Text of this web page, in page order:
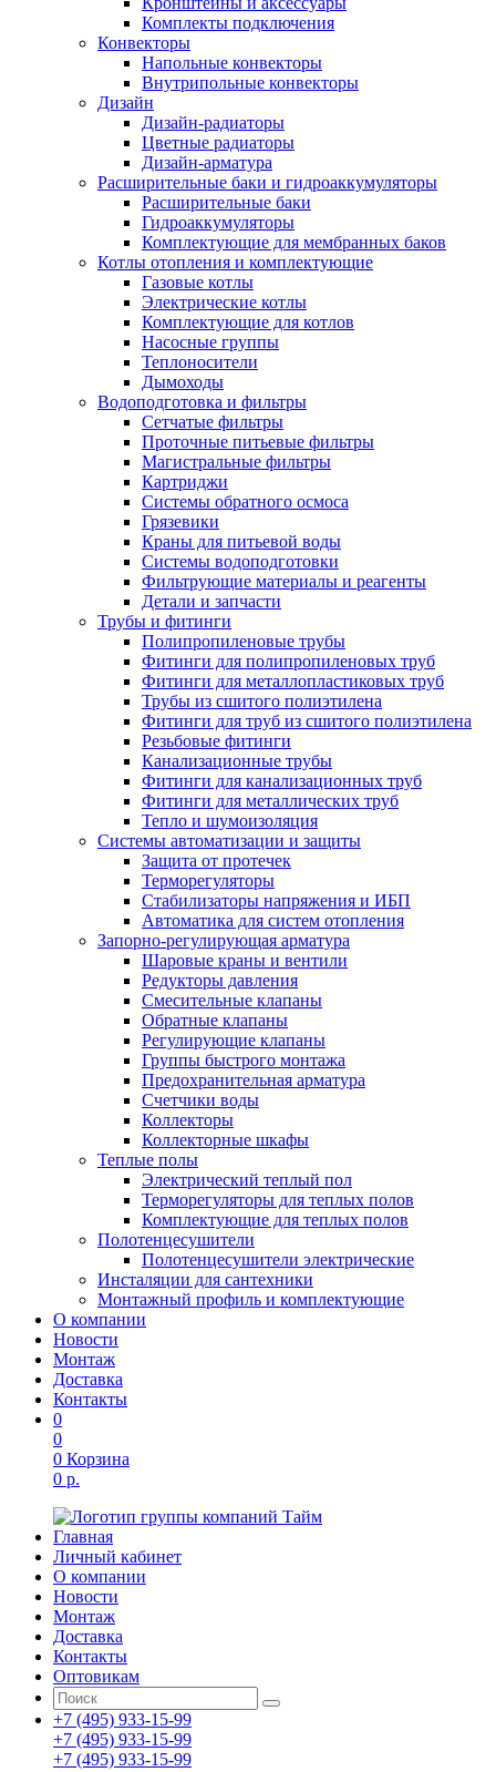
Комплекты подключения
Конвекторы
Напольные конвекторы
Внутрипольные конвекторы
Дизайн
Дизайн-радиаторы
Цветные радиаторы
Дизайн-арматура
Расширительные баки и гидроаккумуляторы
Расширительные баки
Гидроаккумуляторы
Комплектующие для мембранных баков
Котлы отопления и комплектующие
Газовые котлы
Электрические котлы
Комплектующие для котлов
Насосные группы
Теплоносители
Дымоходы
Водоподготовка и фильтры
Сетчатые фильтры
Проточные питьевые фильтры
Магистральные фильтры
Картриджи
Системы обратного осмоса
Грязевики
Краны для питьевой воды
Системы водоподготовки
Фильтрующие материалы и реагенты
Детали и запчасти
Трубы и фитинги
Полипропиленовые трубы
Фитинги для полипропиленовых труб
Фитинги для металлопластиковых труб
Трубы из сшитого полиэтилена
Фитинги для труб из сшитого полиэтилена
Резьбовые фитинги
Канализационные трубы
Фитинги для канализационных труб
Фитинги для металлических труб
Тепло и шумоизоляция
Системы автоматизации и защиты
Защита от протечек
Терморегуляторы
Стабилизаторы напряжения и ИБП
Автоматика для систем отопления
Запорно-регулирующая арматура
Шаровые краны и вентили
Редукторы давления
Смесительные клапаны
Обратные клапаны
Регулирующие клапаны
Группы быстрого монтажа
Предохранительная арматура
Счетчики воды
Коллекторы
Коллекторные шкафы
Теплые полы
Электрический теплый пол
Терморегуляторы для теплых полов
Комплектующие для теплых полов
Полотенцесушители
Полотенцесушители электрические
Инсталяции для сантехники
Монтажный профиль и комплектующие
О компании
Новости
Монтаж
Доставка
Контакты
0
0
0 Корзина
0 р.
Главная
Личный кабинет
О компании
Новости
Монтаж
Доставка
Контакты
Оптовикам
+7 (495) 933-15-99
+7 (495) 933-15-99
+7 (495) 933-15-99